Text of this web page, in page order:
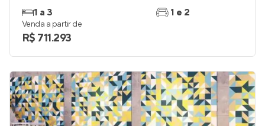
1 a 3
1 e 2
Venda a partir de
R$ 711.293